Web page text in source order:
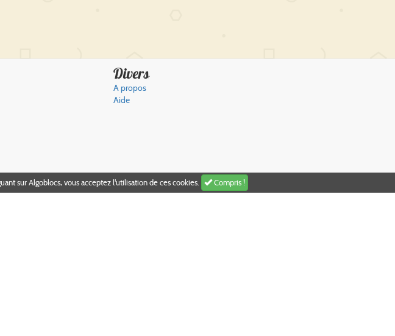
Divers
A propos
Aide
sur Algoblocs, vous acceptez l'utilisation de ces cookies. Compris !